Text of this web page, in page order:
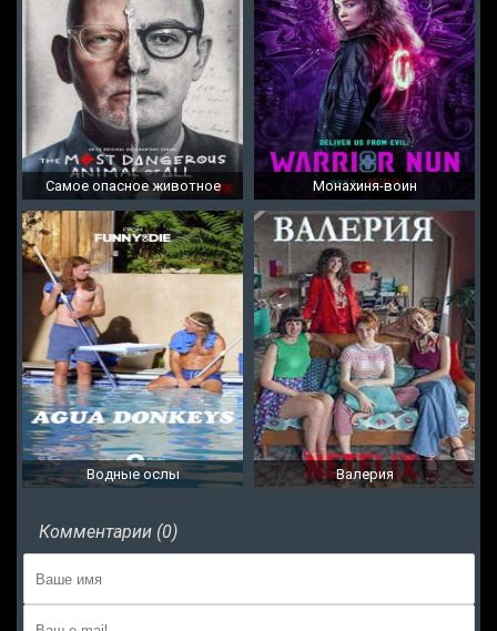
Самое опасное животное Монахиня-воин
Водные ослы Валерия
Комментарии (0)